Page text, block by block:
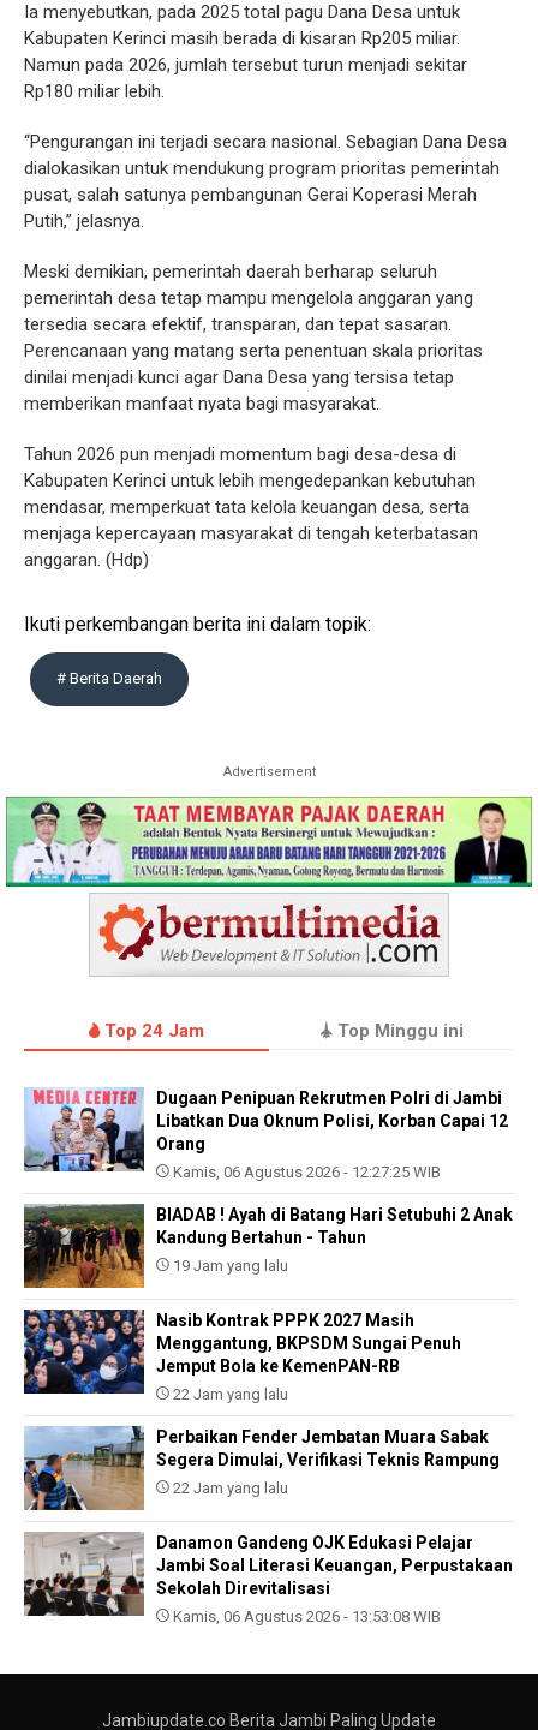
Ia menyebutkan, pada 2025 total pagu Dana Desa untuk
Kabupaten Kerinci masih berada di kisaran Rp205 miliar.
Namun pada 2026, jumlah tersebut turun menjadi sekitar
Rp180 miliar lebih.
“Pengurangan ini terjadi secara nasional. Sebagian Dana Desa
dialokasikan untuk mendukung program prioritas pemerintah
pusat, salah satunya pembangunan Gerai Koperasi Merah
Putih,” jelasnya.
Meski demikian, pemerintah daerah berharap seluruh
pemerintah desa tetap mampu mengelola anggaran yang
tersedia secara efektif, transparan, dan tepat sasaran.
Perencanaan yang matang serta penentuan skala prioritas
dinilai menjadi kunci agar Dana Desa yang tersisa tetap
memberikan manfaat nyata bagi masyarakat.
Tahun 2026 pun menjadi momentum bagi desa-desa di
Kabupaten Kerinci untuk lebih mengedepankan kebutuhan
mendasar, memperkuat tata kelola keuangan desa, serta
menjaga kepercayaan masyarakat di tengah keterbatasan
anggaran. (Hdp)
Ikuti perkembangan berita ini dalam topik:
# Berita Daerah
Advertisement
Top 24 Jam Top Minggu ini
Dugaan Penipuan Rekrutmen Polri di Jambi
Libatkan Dua Oknum Polisi, Korban Capai 12
Orang
Kamis, 06 Agustus 2026 - 12:27:25 WIB
BIADAB ! Ayah di Batang Hari Setubuhi 2 Anak
Kandung Bertahun - Tahun
19 Jam yang lalu
Nasib Kontrak PPPK 2027 Masih
Menggantung, BKPSDM Sungai Penuh
Jemput Bola ke KemenPAN-RB
22 Jam yang lalu
Perbaikan Fender Jembatan Muara Sabak
Segera Dimulai, Verifikasi Teknis Rampung
22 Jam yang lalu
Danamon Gandeng OJK Edukasi Pelajar
Jambi Soal Literasi Keuangan, Perpustakaan
Sekolah Direvitalisasi
Kamis, 06 Agustus 2026 - 13:53:08 WIB
Jambiupdate.co Berita Jambi Paling Update